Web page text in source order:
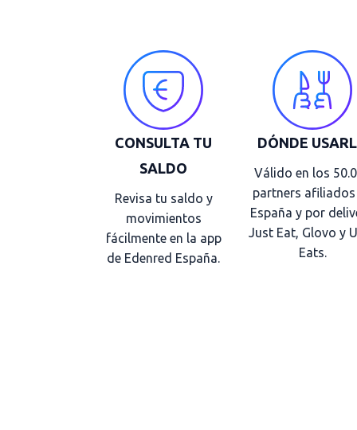
CONSULTA TU
SALDO
Revisa tu saldo y
movimientos
fácilmente en la app
de Edenred España.
DÓNDE
Válido en los
partners afiliados
España y por
Just Eat, Glovo y
Eats.